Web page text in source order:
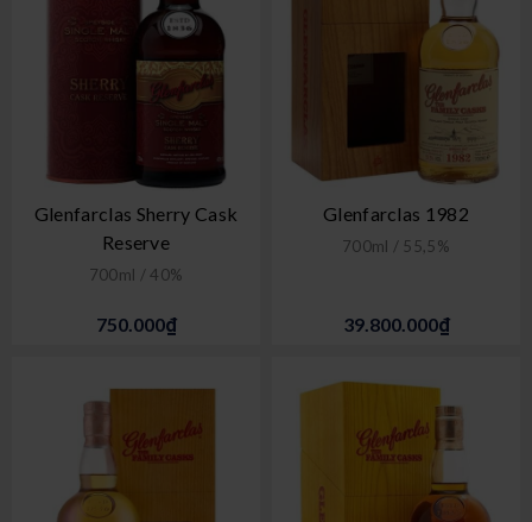
Glenfarclas Sherry Cask
Reserve
700ml / 40%
750.000₫
Glenfarclas 1982
700ml / 55,5%
39.800.000₫